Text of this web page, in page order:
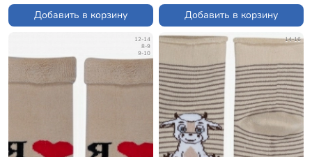
Добавить в корзину
Добавить в корзину
12-14
8-9
9-10
14-16